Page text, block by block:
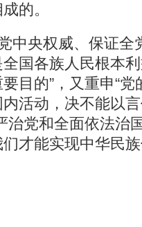
的。
中央权威、保证全
国各族人民根本
目的”，又重申“
活动，决不能以
治党和全面依法治
才能实现中华民